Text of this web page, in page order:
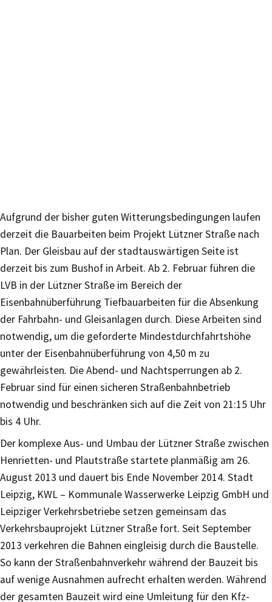
Aufgrund der bisher guten Witterungsbedingungen laufen
derzeit die Bauarbeiten beim Projekt Lützner Straße nach
Plan. Der Gleisbau auf der stadtauswärtigen Seite ist
derzeit bis zum Bushof in Arbeit. Ab 2. Februar führen die
LVB in der Lützner Straße im Bereich der
Eisenbahnüberführung Tiefbauarbeiten für die Absenkung
der Fahrbahn- und Gleisanlagen durch. Diese Arbeiten sind
notwendig, um die geforderte Mindestdurchfahrtshöhe
unter der Eisenbahnüberführung von 4,50 m zu
gewährleisten. Die Abend- und Nachtsperrungen ab 2.
Februar sind für einen sicheren Straßenbahnbetrieb
notwendig und beschränken sich auf die Zeit von 21:15 Uhr
bis 4 Uhr.
Der komplexe Aus- und Umbau der Lützner Straße zwischen
Henrietten- und Plautstraße startete planmäßig am 26.
August 2013 und dauert bis Ende November 2014. Stadt
Leipzig, KWL – Kommunale Wasserwerke Leipzig GmbH und
Leipziger Verkehrsbetriebe setzen gemeinsam das
Verkehrsbauprojekt Lützner Straße fort. Seit September
2013 verkehren die Bahnen eingleisig durch die Baustelle.
So kann der Straßenbahnverkehr während der Bauzeit bis
auf wenige Ausnahmen aufrecht erhalten werden. Während
der gesamten Bauzeit wird eine Umleitung für den Kfz-